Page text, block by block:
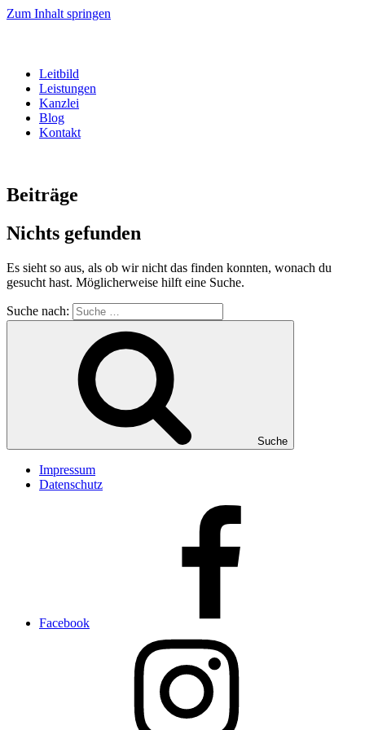
Zum Inhalt springen
Leitbild
Leistungen
Kanzlei
Blog
Kontakt
Beiträge
Nichts gefunden
Es sieht so aus, als ob wir nicht das finden konnten, wonach du
gesucht hast. Möglicherweise hilft eine Suche.
Suche nach:
Suche
Impressum
Datenschutz
Facebook